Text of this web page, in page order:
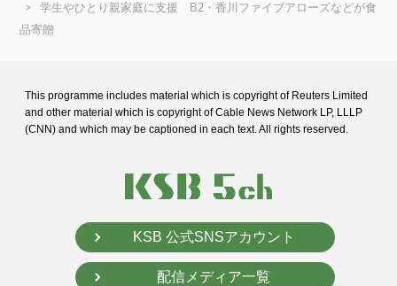
学生やひとり親家庭に支援 B2・香川ファイブアローズなどが食
品寄贈
This programme includes material which is copyright of Reuters Limited
and other material which is copyright of Cable News Network LP, LLLP
(CNN) and which may be captioned in each text. All rights reserved.
KSB 公式SNSアカウント
配信メディア一覧